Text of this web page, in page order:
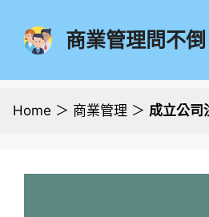
商業管理問不倒
Home ＞ 商業管理 ＞ 成立公司